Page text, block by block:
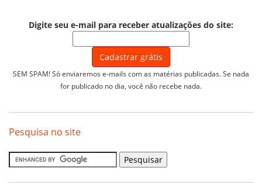
Digite seu e-mail para receber atualizações do site:
SEM SPAM! Só enviaremos e-mails com as matérias publicadas. Se nada
for publicado no dia, você não recebe nada.
Pesquisa no site